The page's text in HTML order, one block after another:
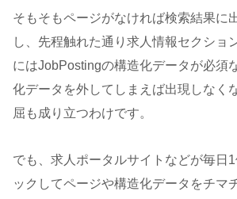
そもそもページがなければ検索結果に
し、先程触れた通り求人情報セクショ
にはJobPostingの構造化データが必須
化データを外してしまえば出現しなく
屈も成り立つわけです。
でも、求人ポータルサイトなどが毎日
ックしてページや構造化データをチマ